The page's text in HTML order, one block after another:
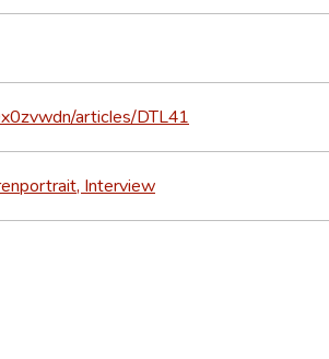
articles/DTL41
Interview